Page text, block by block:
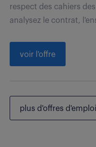
respect des cahiers
analysez le contrat,
voir l'offre
plus d'offres